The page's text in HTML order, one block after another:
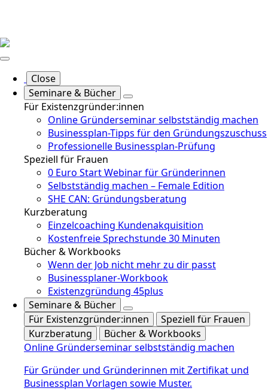
Close
Seminare & Bücher
Für Existenzgründer:innen
Online Gründerseminar selbstständig machen
Businessplan-Tipps für den Gründungszuschuss
Professionelle Businessplan-Prüfung
Speziell für Frauen
0 Euro Start Webinar für Gründerinnen
Selbstständig machen – Female Edition
SHE CAN: Gründungsberatung
Kurzberatung
Einzelcoaching Kundenakquisition
Kostenfreie Sprechstunde 30 Minuten
Bücher & Workbooks
Wenn der Job nicht mehr zu dir passt
Businessplaner-Workbook
Existenzgründung 45plus
Seminare & Bücher
Für Existenzgründer:innen
Speziell für Frauen
Kurzberatung
Bücher & Workbooks
Online Gründerseminar selbstständig machen
Für Gründer und Gründerinnen mit Zertifikat und
Businessplan Vorlagen sowie Muster.